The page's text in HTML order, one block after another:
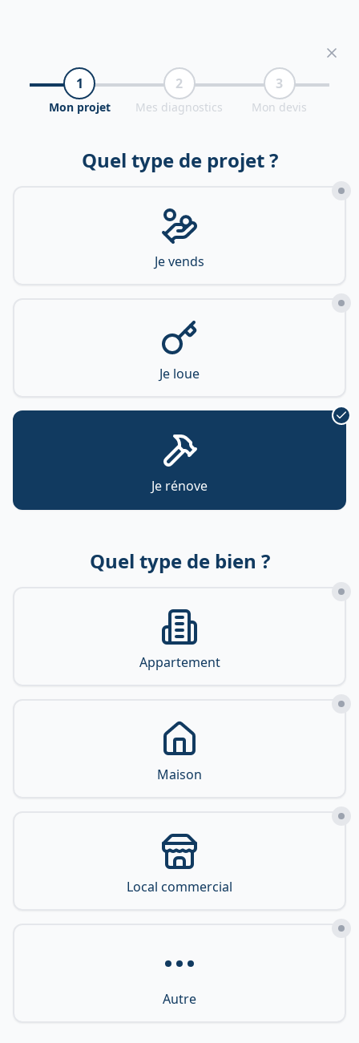
1
Mon projet
2
Mes diagnostics
3
Mon devis
Quel type de projet ?
Je vends
Je loue
Je rénove
Quel type de bien ?
Appartement
Maison
Local commercial
Autre